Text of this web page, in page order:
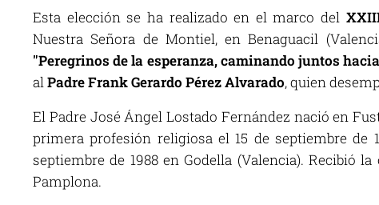
Esta elección se ha realizado en el marco del
Nuestra Señora de Montiel, en Benaguacil
"Peregrinos de la esperanza, caminando juntos
alPadre Frank Gerardo Pérez Alvarado, quien
El Padre José Ángel Lostado Fernández nació en
primera profesión religiosa el 15 de septiembre de
septiembre de 1988 en Godella (Valencia). Recibió
Pamplona.